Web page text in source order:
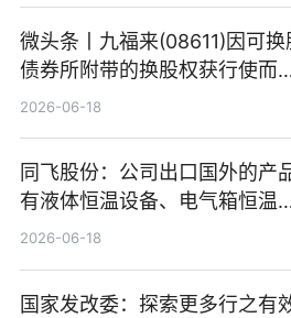
微头条丨九福来(08611)因可换
债券所附带的换股权获行使而
行5200万股
2026-06-18
同飞股份：公司出口国外的产
有液体恒温设备、电气箱恒温
置、纯水冷却单元和特种换热器
2026-06-18
国家发改委：探索更多行之有